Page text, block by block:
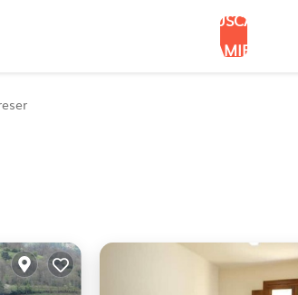
BUSCAR
ALOJAMIENTOS